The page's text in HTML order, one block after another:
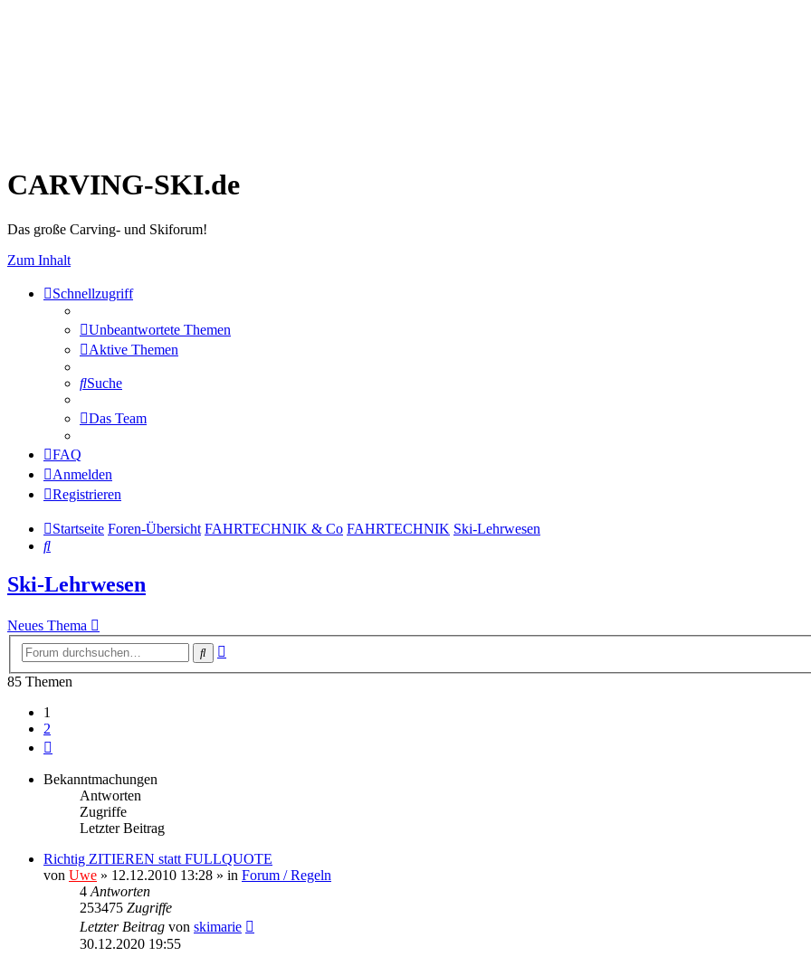
CARVING-SKI.de
Das große Carving- und Skiforum!
Zum Inhalt
Schnellzugriff
Unbeantwortete Themen
Aktive Themen
Suche
Das Team
FAQ
Anmelden
Registrieren
Startseite Foren-Übersicht FAHRTECHNIK & Co FAHRTECHNIK Ski-Lehrwesen
Suche
Ski-Lehrwesen
Neues Thema
Suche
85 Themen
1
2
Bekanntmachungen
Antworten
Zugriffe
Letzter Beitrag
Richtig ZITIEREN statt FULLQUOTE
von Uwe » 12.12.2010 13:28 » in Forum / Regeln
4 Antworten
253475 Zugriffe
Letzter Beitrag von skimarie
30.12.2020 19:55